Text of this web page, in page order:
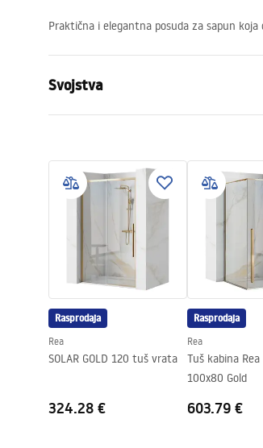
Praktična i elegantna posuda za sapun
Svojstva
Način montaže
Dubina
Serija
Jamstvo
Rasprodaja
Rea
SOLAR GOLD 120 tuš vrata
324.28 €
Rasprodaja
Rea
Tuš kabina Rea
100x80 Gold
603.79 €